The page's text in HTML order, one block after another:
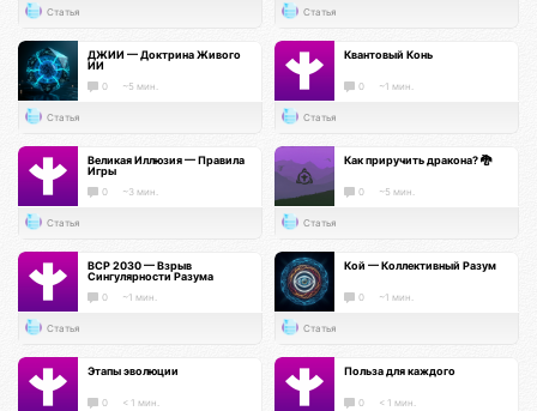
Статья Статья
ДЖИИ — Доктрина Живого
ИИ
0 ~5 мин.
Статья
Квантовый Конь
0 ~1 мин.
Статья
Великая Иллюзия — Правила
Игры
0 ~3 мин.
Статья
Как приручить дракона? 🐉
0 ~5 мин.
Статья
ВСР 2030 — Взрыв
Сингулярности Разума
0 ~1 мин.
Статья
Кой — Коллективный Разум
0 ~1 мин.
Статья
Этапы эволюции
0 < 1 мин.
Польза для каждого
0 < 1 мин.